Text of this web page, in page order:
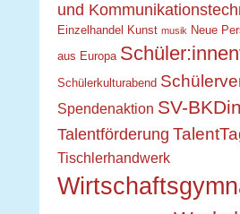
und
Einzelhandel
Kunst musik Neue
aus Europa
Schülerkulturabend
Spendenaktion SV-BKDin
Talentförderung
Tischlerhandwerk